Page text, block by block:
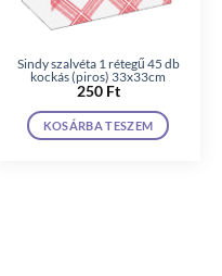
Sindy szalvéta 1 rétegű 45 db
kockás (piros) 33x33cm
250 Ft
KOSÁRBA TESZEM